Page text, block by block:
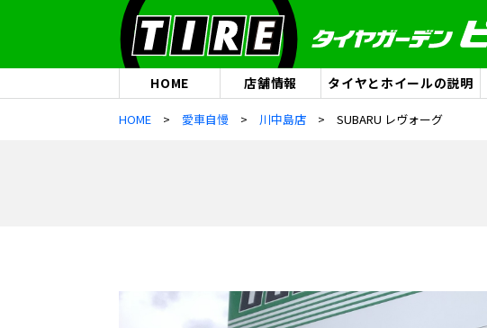
HOME 店舗情報 タイヤとホイールの説明
HOME 愛車自慢 川中島店 SUBARU レヴォーグ